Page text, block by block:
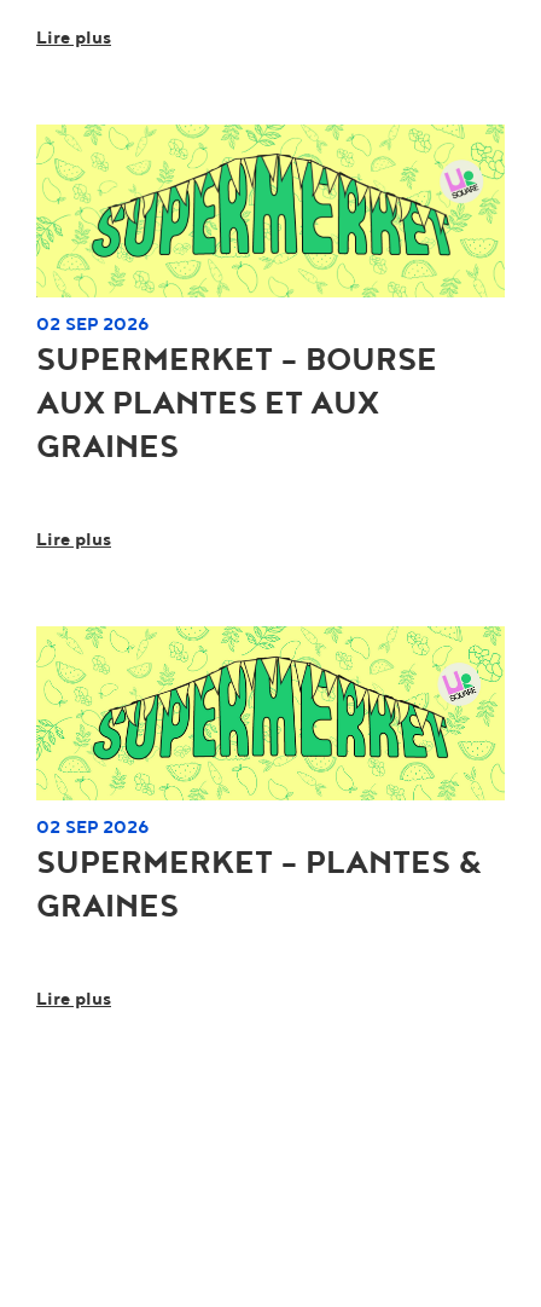
Lire plus
02 SEP 2026
SUPERMERKET - BOURSE
AUX PLANTES ET AUX
GRAINES
Lire plus
02 SEP 2026
SUPERMERKET - PLANTES &
GRAINES
Lire plus